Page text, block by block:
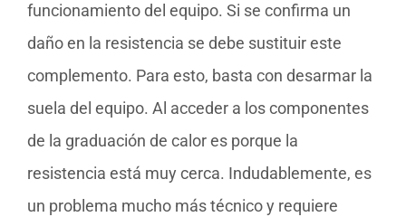
funcionamiento del equipo. Si se confirma un
daño en la resistencia se debe sustituir este
complemento. Para esto, basta con desarmar la
suela del equipo. Al acceder a los componentes
de la graduación de calor es porque la
resistencia está muy cerca. Indudablemente, es
un problema mucho más técnico y requiere